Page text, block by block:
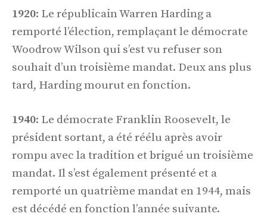
1920: Le républicain Warren Harding a
remporté l’élection, remplaçant le démocrate
Woodrow Wilson qui s’est vu refuser son
souhait d’un troisième mandat. Deux ans plus
tard, Harding mourut en fonction.
1940: Le démocrate Franklin Roosevelt, le
président sortant, a été réélu après avoir
rompu avec la tradition et brigué un troisième
mandat. Il s’est également présenté et a
remporté un quatrième mandat en 1944, mais
est décédé en fonction l’année suivante.